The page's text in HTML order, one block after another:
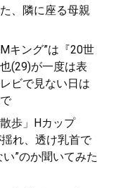
、隣に座る母親
キング”は『20世
(29)が一度は表
ビで見ない日は
歩」Hカップ
れ、透け乳首で
”のか聞いてみた